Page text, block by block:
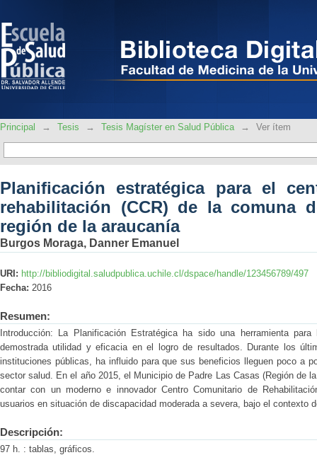
comuna de Padre las Casas, región
Principal → Tesis → Tesis Magíster en Salud Pública → Ver ítem
Planificación estratégica para el
rehabilitación (CCR) de la comuna
región de la araucanía
Burgos Moraga, Danner Emanuel
URI: http://bibliodigital.saludpublica.uchile.cl/dspace/handle/123456789/497
Fecha: 2016
Resumen:
Introducción: La Planificación Estratégica ha sido una herramienta
demostrada utilidad y eficacia en el logro de resultados. Durante los
instituciones públicas, ha influido para que sus beneficios lleguen poco a
sector salud. En el año 2015, el Municipio de Padre Las Casas (Región de
contar con un moderno e innovador Centro Comunitario de
usuarios en situación de discapacidad moderada a severa, bajo el contexto
Descripción:
97 h. : tablas, gráficos.